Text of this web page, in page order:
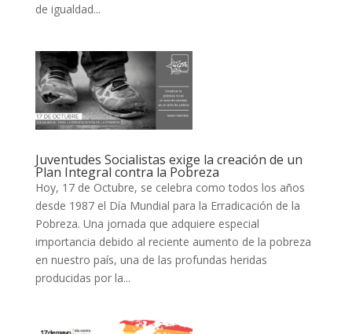
de igualdad...
Juventudes Socialistas exige la creación de un
Plan Integral contra la Pobreza
Hoy, 17 de Octubre, se celebra como todos los años
desde 1987 el Día Mundial para la Erradicación de la
Pobreza. Una jornada que adquiere especial
importancia debido al reciente aumento de la pobreza
en nuestro país, una de las profundas heridas
producidas por la...